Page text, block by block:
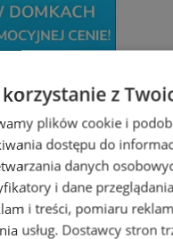
Bałtykiem w
z
plików cookie i
dostępu do
danych
i dane
i treści, pomiaru
usług. Dostawcy stron